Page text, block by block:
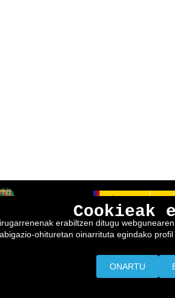
Cookieak
erabiltzen ditugu
ohituretan oinarrituta egindako
ONARTU